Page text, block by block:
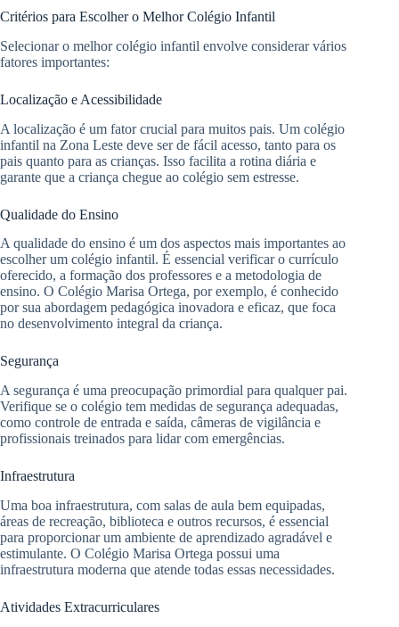
Critérios para Escolher o Melhor Colégio Infantil
Selecionar o melhor colégio infantil envolve considerar vários
fatores importantes:
Localização e Acessibilidade
A localização é um fator crucial para muitos pais. Um colégio
infantil na Zona Leste deve ser de fácil acesso, tanto para os
pais quanto para as crianças. Isso facilita a rotina diária e
garante que a criança chegue ao colégio sem estresse.
Qualidade do Ensino
A qualidade do ensino é um dos aspectos mais importantes ao
escolher um colégio infantil. É essencial verificar o currículo
oferecido, a formação dos professores e a metodologia de
ensino. O Colégio Marisa Ortega, por exemplo, é conhecido
por sua abordagem pedagógica inovadora e eficaz, que foca
no desenvolvimento integral da criança.
Segurança
A segurança é uma preocupação primordial para qualquer pai.
Verifique se o colégio tem medidas de segurança adequadas,
como controle de entrada e saída, câmeras de vigilância e
profissionais treinados para lidar com emergências.
Infraestrutura
Uma boa infraestrutura, com salas de aula bem equipadas,
áreas de recreação, biblioteca e outros recursos, é essencial
para proporcionar um ambiente de aprendizado agradável e
estimulante. O Colégio Marisa Ortega possui uma
infraestrutura moderna que atende todas essas necessidades.
Atividades Extracurriculares